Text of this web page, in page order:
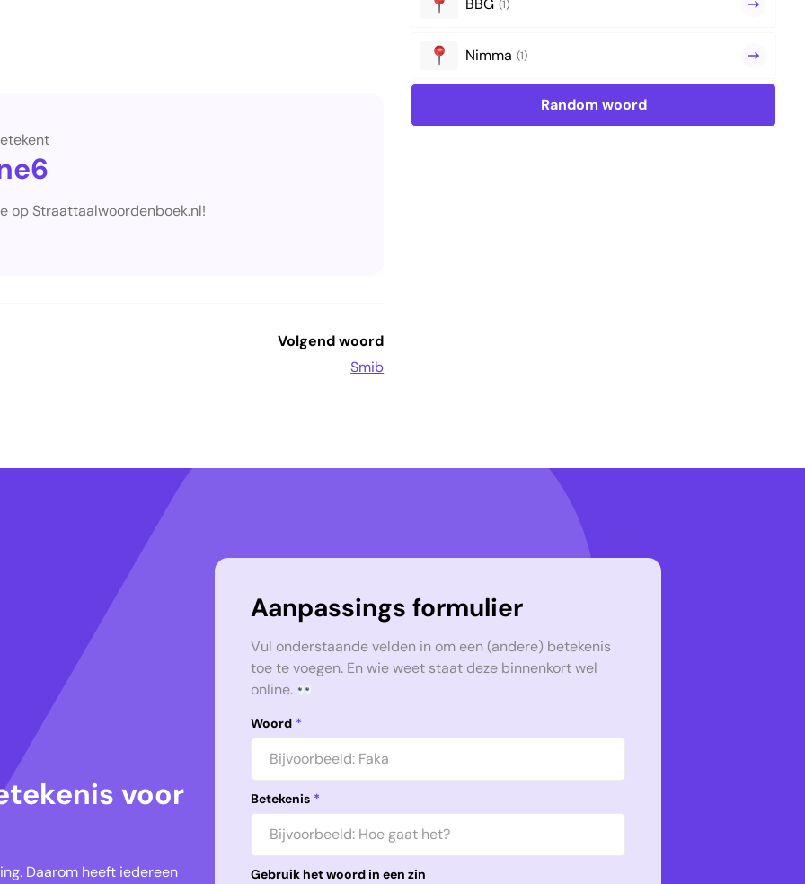
op Straattaalwoordenboek.nl!
Volgend woord
Smib
BBG (1)
Nimma (1)
Random woord
voor
Daarom heeft iedereen
Aanpassings formulier
Vul onderstaande velden in om een (andere) betekenis
toe te voegen. En wie weet staat deze binnenkort wel
online.
Woord *
Betekenis *
Gebruik het woord in een zin